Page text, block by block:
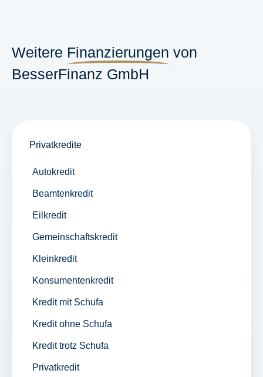
Weitere Finanzierungen von
BesserFinanz GmbH
Privatkredite
Autokredit
Beamtenkredit
Eilkredit
Gemeinschaftskredit
Kleinkredit
Konsumentenkredit
Kredit mit Schufa
Kredit ohne Schufa
Kredit trotz Schufa
Privatkredit